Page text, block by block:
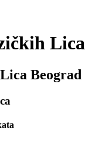
Lica
Beograd